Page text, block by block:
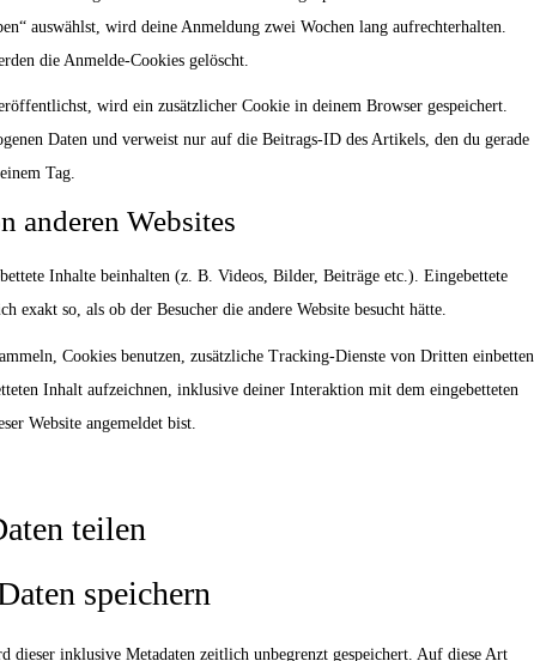
auswählst, wird deine Anmeldung zwei Wochen lang aufrechterhalten.
die Anmelde-Cookies gelöscht.
wird ein zusätzlicher Cookie in deinem Browser gespeichert.
Daten und verweist nur auf die Beitrags-ID des Artikels, den du gerade
Tag.
anderen Websites
Inhalte beinhalten (z. B. Videos, Bilder, Beiträge etc.). Eingebettete
exakt so, als ob der Besucher die andere Website besucht hätte.
Cookies benutzen, zusätzliche Tracking-Dienste von Dritten einbetten
Inhalt aufzeichnen, inklusive deiner Interaktion mit dem eingebetteten
Website angemeldet bist.
teilen
speichern
dieser inklusive Metadaten zeitlich unbegrenzt gespeichert. Auf diese Art